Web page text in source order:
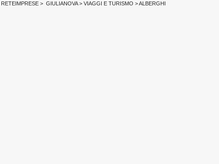
RETEIMPRESE > GIULIANOVA> VIAGGI E TURISMO >ALBERGHI